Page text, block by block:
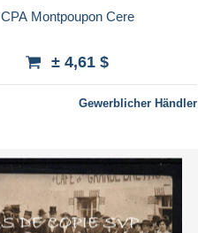
CPA Montpoupon Cere
± 4,61 $
Gewerblicher Händler